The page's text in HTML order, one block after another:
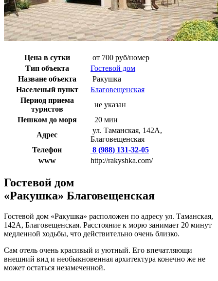
Цена в сутки
от 700 руб/номер
Тип объекта
Гостевой дом
Назване объекта
Ракушка
Населеный пункт
Благовещенская
Период приема
туристов
не указан
Пешком до моря
20 мин
Адрес
ул. Таманская, 142А,
Благовещенская
Телефон
8 (988) 131-32-05
www
http://rakyshka.com/
Гостевой дом
«Ракушка» Благовещенская
Гостевой дом «Ракушка» расположен по адресу ул. Таманская,
142А, Благовещенская. Расстояние к морю занимает 20 минут
медленной ходьбы, что действительно очень близко.
Сам отель очень красивый и уютный. Его впечатляющи
внешний вид и необыкновенная архитектура конечно же не
может остаться незамеченной.